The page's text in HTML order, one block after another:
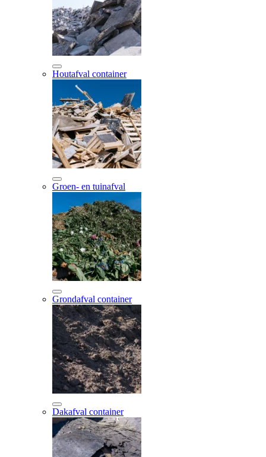
Houtafval container
Groen- en tuinafval
Grondafval container
Dakafval container